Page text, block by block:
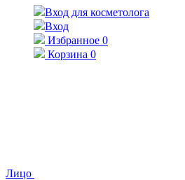
Вход для косметолога
Вход
Избранное 0
Корзина 0
Лицо